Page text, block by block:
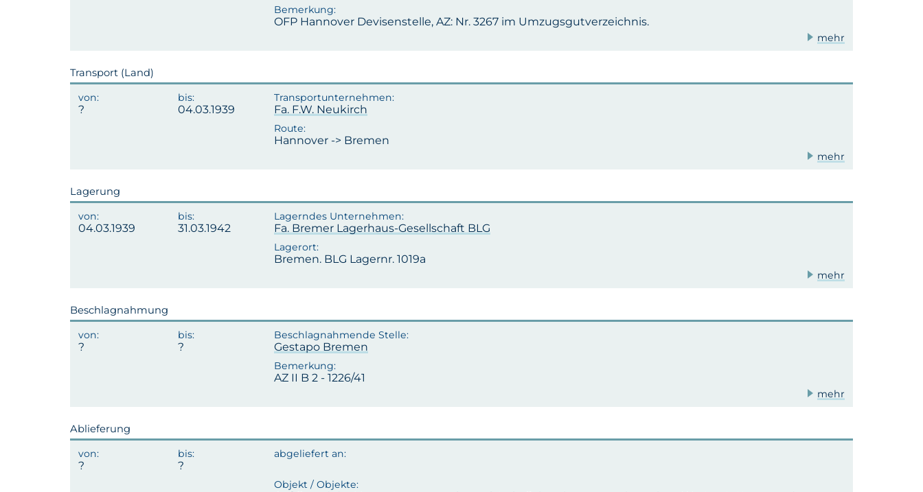
OFP Hannover Devisenstelle, AZ: Nr. 3267 im Umzugsgutverzeichnis.
mehr
Transport (Land)
04.03.1939 Fa. F.W. Neukirch
Hannover -> Bremen
mehr
Lagerung
04.03.1939 31.03.1942 Fa. Bremer Lagerhaus-Gesellschaft BLG
Bremen. BLG Lagernr. 1019a
mehr
Beschlagnahmung
Gestapo Bremen
AZ II B 2 - 1226/41
mehr
Ablieferung